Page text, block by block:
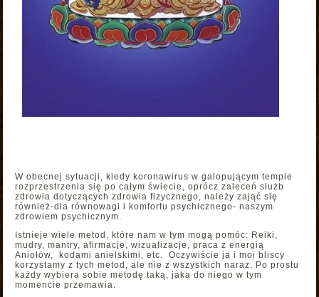
W obecnej sytuacji, kiedy koronawirus w galopującym tempie
rozprzestrzenia się po całym świecie, oprócz zaleceń służb
zdrowia dotyczących zdrowia fizycznego, należy zająć się
również-dla równowagi i komfortu psychicznego- naszym
zdrowiem psychicznym.
Istnieje wiele metod, które nam w tym mogą pomóc: Reiki,
mudry, mantry, afirmacje, wizualizacje, praca z energią
Aniołów, kodami anielskimi, etc. Oczywiście ja i moi bliscy
korzystamy z tych metod, ale nie z wszystkich naraz. Po prostu
każdy wybiera sobie metodę taką, jaka do niego w tym
momencie przemawia.